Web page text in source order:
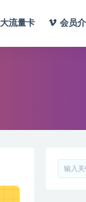
大流量卡 会员